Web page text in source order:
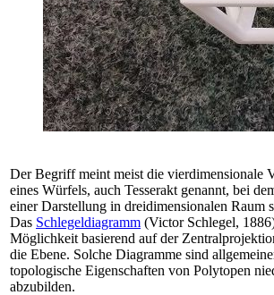
Der Begriff meint meist die vierdimensionale
eines Würfels, auch Tesserakt genannt, bei
einer Darstellung in dreidimensionalen Raum
Das Schlegeldiagramm (Victor Schlegel,
Möglichkeit basierend auf der
die Ebene. Solche Diagramme sind
topologische Eigenschaften von Polytopen
abzubilden.